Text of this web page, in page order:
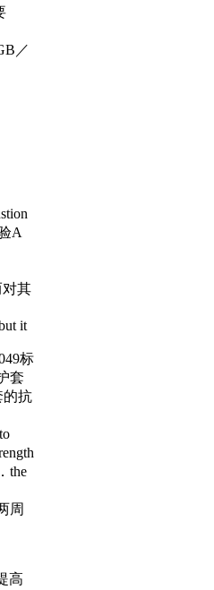
／
A
其
it
标
套
的抗
the
周
高